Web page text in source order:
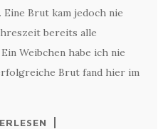
Brut kam jedoch nie
bereits alle
Weibchen habe ich nie
Brut fand hier im